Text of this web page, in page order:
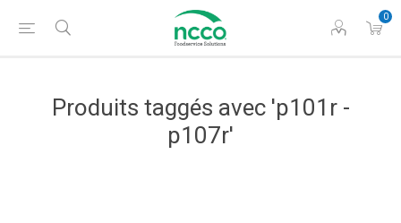
0
Produits taggés avec 'p101r -
p107r'